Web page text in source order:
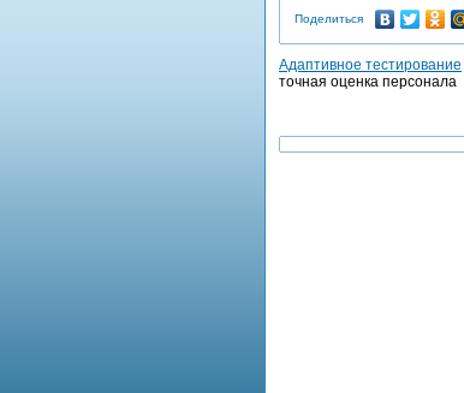
Поделиться
Адаптивное тестирование
точная оценка персонала